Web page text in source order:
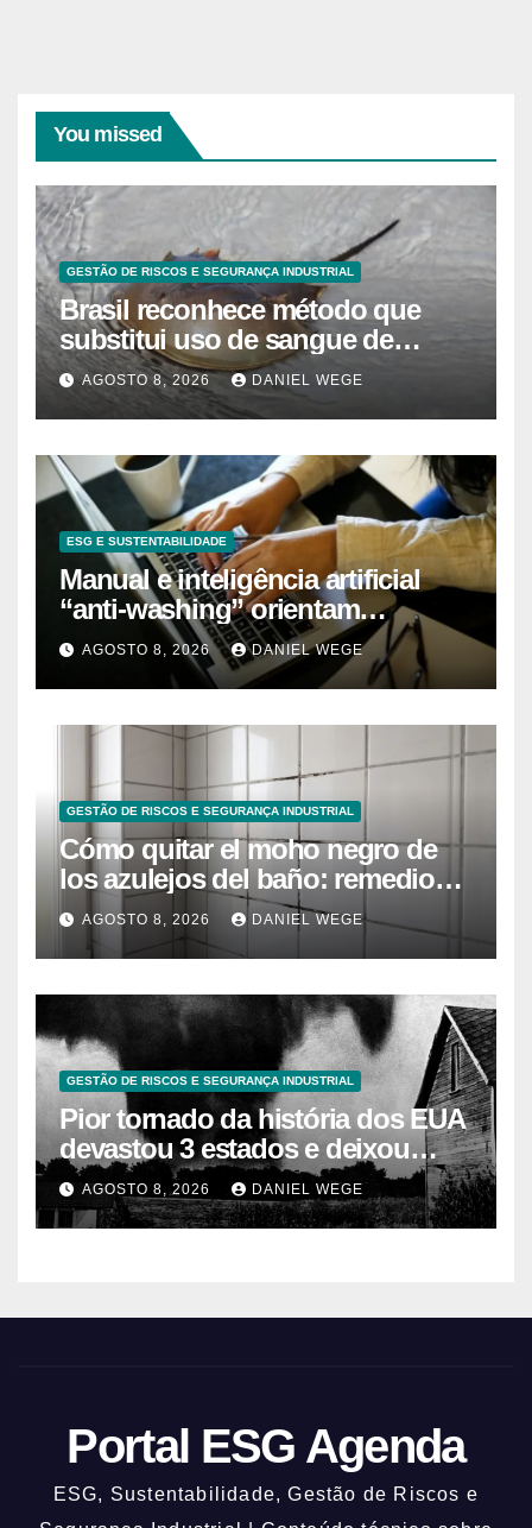
You missed
GESTÃO DE RISCOS E SEGURANÇA INDUSTRIAL
Brasil reconhece método que
substitui uso de sangue de
caranguejo-ferradura em testes
farmacêuticos
AGOSTO 8, 2026 DANIEL WEGE
ESG E SUSTENTABILIDADE
Manual e inteligência artificial
“anti-washing” orientam
empresas
AGOSTO 8, 2026 DANIEL WEGE
GESTÃO DE RISCOS E SEGURANÇA INDUSTRIAL
Cómo quitar el moho negro de
los azulejos del baño: remedios
caseros efectivos
AGOSTO 8, 2026 DANIEL WEGE
GESTÃO DE RISCOS E SEGURANÇA INDUSTRIAL
Pior tornado da história dos EUA
devastou 3 estados e deixou
centenas de mortos
AGOSTO 8, 2026 DANIEL WEGE
Portal ESG Agenda
ESG, Sustentabilidade, Gestão de Riscos e